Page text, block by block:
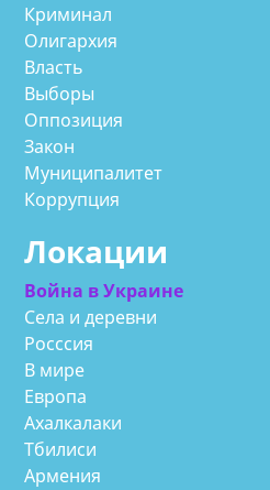
Криминал
Олигархия
Власть
Выборы
Оппозиция
Закон
Муниципалитет
Коррупция
Локации
Война в Украине
Села и деревни
Росссия
В мире
Европа
Ахалкалаки
Тбилиси
Армения